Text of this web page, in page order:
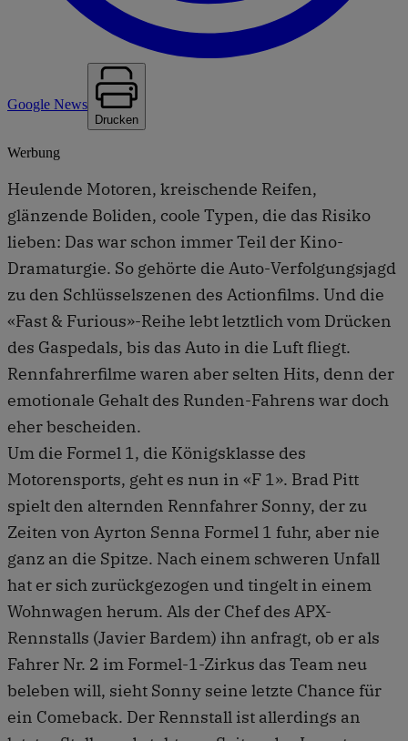
Google News
Drucken
Werbung
Heulende Motoren, kreischende Reifen,
glänzende Boliden, coole Typen, die das Risiko
lieben: Das war schon immer Teil der Kino-
Dramaturgie. So gehörte die Auto-Verfolgungsjagd
zu den Schlüsselszenen des Actionfilms. Und die
«Fast & Furious»-Reihe lebt letztlich vom Drücken
des Gaspedals, bis das Auto in die Luft fliegt.
Rennfahrerfilme waren aber selten Hits, denn der
emotionale Gehalt des Runden-Fahrens war doch
eher bescheiden.
Um die Formel 1, die Königsklasse des
Motorensports, geht es nun in «F 1». Brad Pitt
spielt den alternden Rennfahrer Sonny, der zu
Zeiten von Ayrton Senna Formel 1 fuhr, aber nie
ganz an die Spitze. Nach einem schweren Unfall
hat er sich zurückgezogen und tingelt in einem
Wohnwagen herum. Als der Chef des APX-
Rennstalls (Javier Bardem) ihn anfragt, ob er als
Fahrer Nr. 2 im Formel-1-Zirkus das Team neu
beleben will, sieht Sonny seine letzte Chance für
ein Comeback. Der Rennstall ist allerdings an